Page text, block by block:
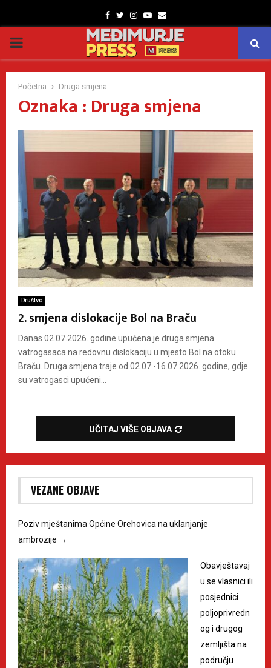
Facebook
TwitterInstagram
Youtube
Email
PRIMARY
MENU
Početna Druga smjena
Oznaka : Druga smjena
Društvo
2. smjena dislokacije Bol na Braču
Danas 02.07.2026. godine upućena je druga smjena
vatrogasaca na redovnu dislokaciju u mjesto Bol na otoku
Braču. Druga smjena traje od 02.07.-16.07.2026. godine, gdje
su vatrogasci upućeni...
UČITAJ VIŠE OBJAVA
VEZANE OBJAVE
Poziv mještanima Općine Orehovica na uklanjanje
ambrozije →
Obavještavaj
u se vlasnici ili
posjednici
poljoprivredn
og i drugog
zemljišta na
području